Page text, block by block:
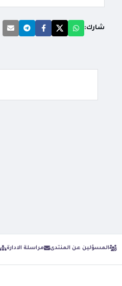
شارك:
المسؤلين عن المنتدى مراسلة الادارة